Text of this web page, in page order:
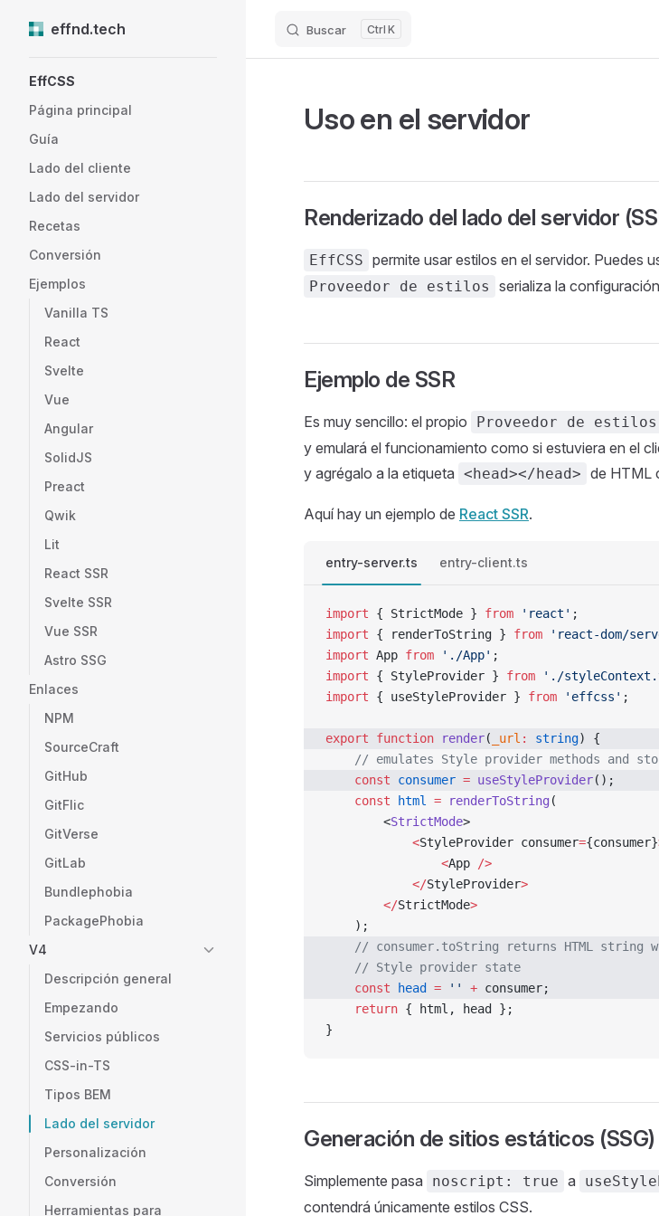
Skip to content
effnd.tech Buscar K
EffCSS
Página principal
Guía
Lado del cliente
Lado del servidor
Recetas
Conversión
Ejemplos
Vanilla TS
React
Svelte
Vue
Angular
SolidJS
Preact
Qwik
Lit
React SSR
Svelte SSR
Vue SSR
Astro SSG
Enlaces
NPM
SourceCraft
GitHub
GitFlic
GitVerse
GitLab
Bundlephobia
PackagePhobia
V4
Descripción general
Empezando
Servicios públicos
CSS-in-TS
Tipos BEM
Lado del servidor
Personalización
Conversión
Herramientas para
Uso en el servidor
Renderizado del lado del servidor
EffCSS permite usar estilos en el servidor. Puedes
Proveedor de estilos serializa la
Ejemplo de SSR
Es muy sencillo: el propio Proveedor de estilos
y emulará el funcionamiento como si estuviera en el
y agrégalo a la etiqueta <head></head> de HTML
Aquí hay un ejemplo de React SSR.
entry-server.ts entry-client.ts
import { StrictMode } from 'react' ;
import { renderToString } from 'react-dom/
import App from './App' ;
import { StyleProvider } from './
import { useStyleProvider } from 'effcss' ;
export function render( _url : string) {
// emulates Style provider methods and
    const
consumer = useStyleProvider();
    const
html = renderToString (
        <
StrictMode>
            <
StyleProvider consumer={consumer}
                <
App
/>
            </
StyleProvider>
        </
StrictMode>
    );
// consumer.toString returns HTML string
    // Style provider state
    const
head = '' + consumer;
    return
{ html, head };
}
Generación de sitios estáticos (SSG)
Simplemente pasa noscript: true a
contendrá únicamente estilos CSS.